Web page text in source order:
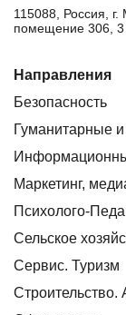
115088, Россия,
помещение 306,
Направления
Безопасность
Гуманитарные
Маркетинг,
Психолого-
Сельское
Сервис. Туризм
Строительство.